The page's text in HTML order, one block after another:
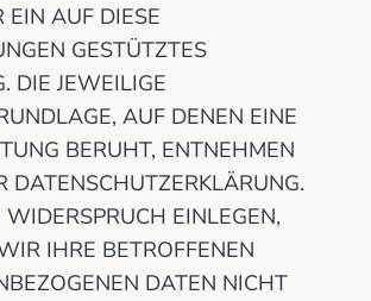
EIN AUF DIESE
GESTÜTZTES
DIE JEWEILIGE
AUF DENEN EINE
BERUHT, ENTNEHMEN
DATENSCHUTZERKLÄRUNG.
EINLEGEN,
IHRE BETROFFENEN
DATEN NICHT